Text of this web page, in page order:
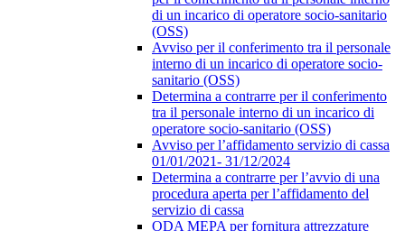
di un incarico di operatore socio-sanitario
(OSS)
Avviso per il conferimento tra il personale
interno di un incarico di operatore socio-
sanitario (OSS)
Determina a contrarre per il conferimento
tra il personale interno di un incarico di
operatore socio-sanitario (OSS)
Avviso per l’affidamento servizio di cassa
01/01/2021- 31/12/2024
Determina a contrarre per l’avvio di una
procedura aperta per l’affidamento del
servizio di cassa
ODA MEPA per fornitura attrezzature